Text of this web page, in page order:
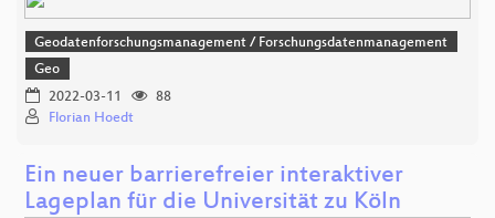
Geodatenforschungsmanagement / Forschungsdatenmanagement
Geo
2022-03-11
88
Florian Hoedt
Ein neuer barrierefreier interaktiver
Lageplan für die Universität zu Köln